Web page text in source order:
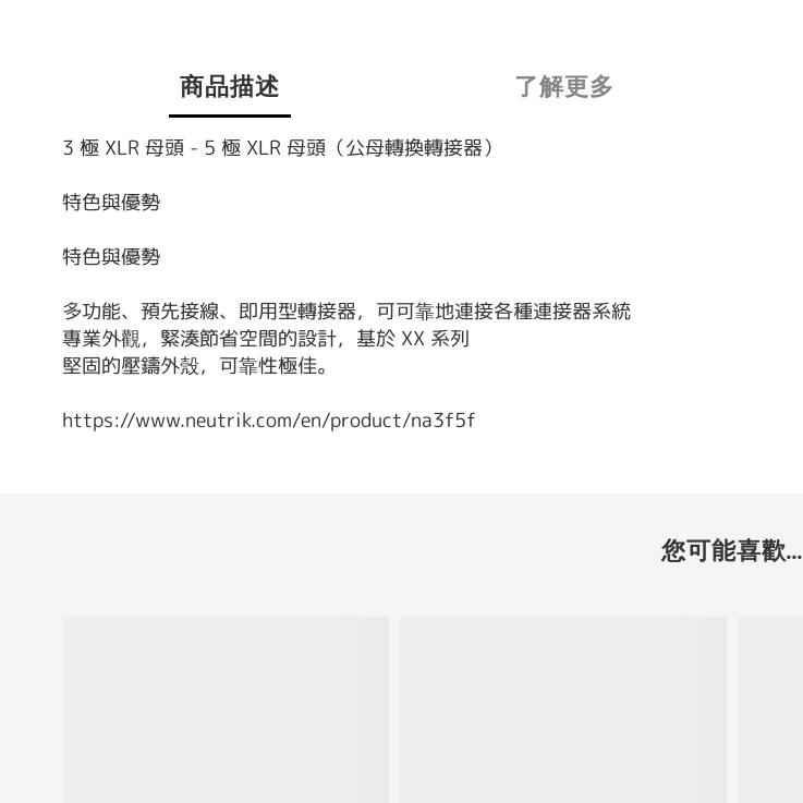
商品描述 了解更多
3 極 XLR 母頭 - 5 極 XLR 母頭（公母轉換轉接器）
特色與優勢
特色與優勢
多功能、預先接線、即用型轉接器，可可靠地連接各種連接器系統
專業外觀，緊湊節省空間的設計，基於 XX 系列
堅固的壓鑄外殼，可靠性極佳。
https://www.neutrik.com/en/product/na3f5f
您可能喜歡...